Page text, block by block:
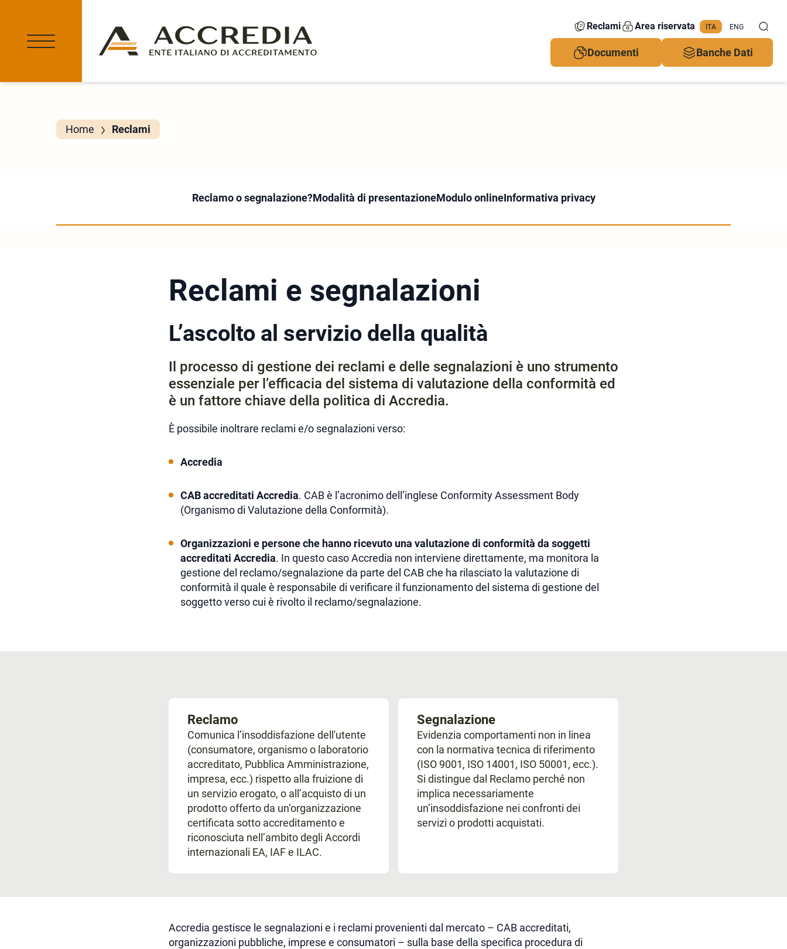
Reclami Area riservata ITA ENG
Documenti Banche Dati
Home Reclami
Reclamo o segnalazione?Modalità di presentazioneModulo onlineInformativa privacy
Reclami e segnalazioni
L’ascolto al servizio della qualità
Il processo di gestione dei reclami e delle segnalazioni è uno strumento
essenziale per l’efficacia del sistema di valutazione della conformità ed
è un fattore chiave della politica di Accredia.
È possibile inoltrare reclami e/o segnalazioni verso:
Accredia
CAB accreditati Accredia. CAB è l’acronimo dell’inglese Conformity Assessment Body
(Organismo di Valutazione della Conformità).
Organizzazioni e persone che hanno ricevuto una valutazione di conformità da soggetti
accreditati Accredia. In questo caso Accredia non interviene direttamente, ma monitora la
gestione del reclamo/segnalazione da parte del CAB che ha rilasciato la valutazione di
conformità il quale è responsabile di verificare il funzionamento del sistema di gestione del
soggetto verso cui è rivolto il reclamo/segnalazione.
Reclamo
Comunica l’insoddisfazione dell'utente
(consumatore, organismo o laboratorio
accreditato, Pubblica Amministrazione,
impresa, ecc.) rispetto alla fruizione di
un servizio erogato, o all’acquisto di un
prodotto offerto da un’organizzazione
certificata sotto accreditamento e
riconosciuta nell’ambito degli Accordi
internazionali EA, IAF e ILAC.
Segnalazione
Evidenzia comportamenti non in linea
con la normativa tecnica di riferimento
(ISO 9001, ISO 14001, ISO 50001, ecc.).
Si distingue dal Reclamo perché non
implica necessariamente
un’insoddisfazione nei confronti dei
servizi o prodotti acquistati.
Accredia gestisce le segnalazioni e i reclami provenienti dal mercato – CAB accreditati,
organizzazioni pubbliche, imprese e consumatori – sulla base della specifica procedura di